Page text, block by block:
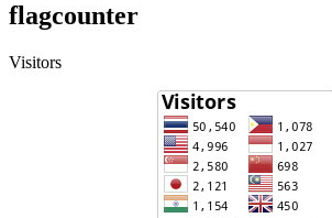
flagcounter
Visitors